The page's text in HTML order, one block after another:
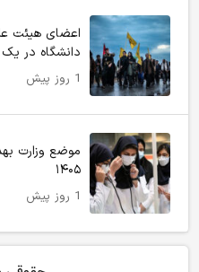
اعضای هیئت
دانشگاه در یک
1 روز پیش
موضع وزارت
۱۴۰۵
1 روز پیش